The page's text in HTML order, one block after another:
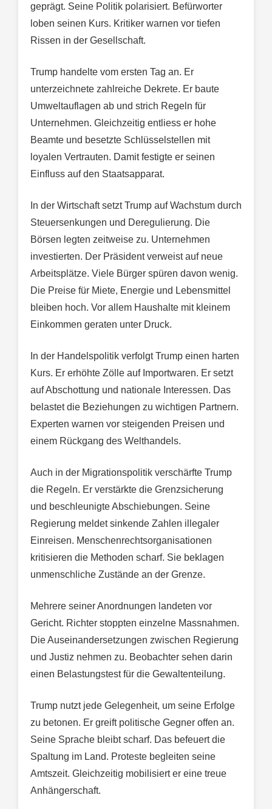
geprägt. Seine Politik polarisiert. Befürworter
loben seinen Kurs. Kritiker warnen vor tiefen
Rissen in der Gesellschaft.
Trump handelte vom ersten Tag an. Er
unterzeichnete zahlreiche Dekrete. Er baute
Umweltauflagen ab und strich Regeln für
Unternehmen. Gleichzeitig entliess er hohe
Beamte und besetzte Schlüsselstellen mit
loyalen Vertrauten. Damit festigte er seinen
Einfluss auf den Staatsapparat.
In der Wirtschaft setzt Trump auf Wachstum durch
Steuersenkungen und Deregulierung. Die
Börsen legten zeitweise zu. Unternehmen
investierten. Der Präsident verweist auf neue
Arbeitsplätze. Viele Bürger spüren davon wenig.
Die Preise für Miete, Energie und Lebensmittel
bleiben hoch. Vor allem Haushalte mit kleinem
Einkommen geraten unter Druck.
In der Handelspolitik verfolgt Trump einen harten
Kurs. Er erhöhte Zölle auf Importwaren. Er setzt
auf Abschottung und nationale Interessen. Das
belastet die Beziehungen zu wichtigen Partnern.
Experten warnen vor steigenden Preisen und
einem Rückgang des Welthandels.
Auch in der Migrationspolitik verschärfte Trump
die Regeln. Er verstärkte die Grenzsicherung
und beschleunigte Abschiebungen. Seine
Regierung meldet sinkende Zahlen illegaler
Einreisen. Menschenrechtsorganisationen
kritisieren die Methoden scharf. Sie beklagen
unmenschliche Zustände an der Grenze.
Mehrere seiner Anordnungen landeten vor
Gericht. Richter stoppten einzelne Massnahmen.
Die Auseinandersetzungen zwischen Regierung
und Justiz nehmen zu. Beobachter sehen darin
einen Belastungstest für die Gewaltenteilung.
Trump nutzt jede Gelegenheit, um seine Erfolge
zu betonen. Er greift politische Gegner offen an.
Seine Sprache bleibt scharf. Das befeuert die
Spaltung im Land. Proteste begleiten seine
Amtszeit. Gleichzeitig mobilisiert er eine treue
Anhängerschaft.